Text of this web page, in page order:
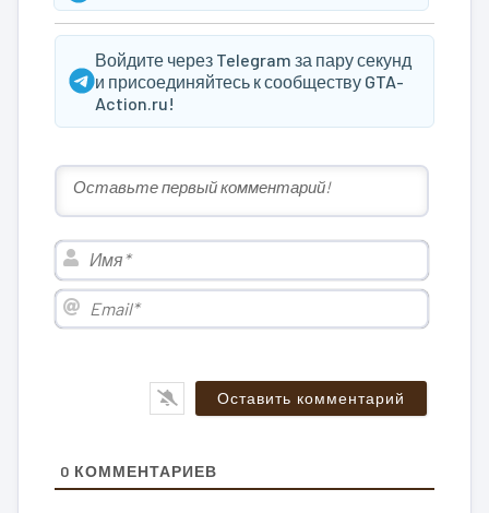
Войдите через Telegram за пару секунд
и присоединяйтесь к сообществу GTA-
Action.ru!
Имя*
Email*
0 КОММЕНТАРИЕВ